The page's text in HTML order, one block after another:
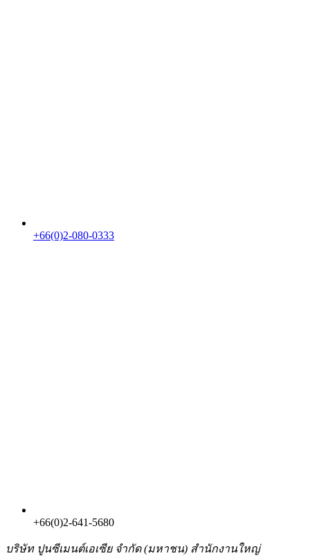
+66(0)2-080-0333
+66(0)2-641-5680
บริษัท ปูนซีเมนต์เอเซีย จำกัด (มหาชน) สำนักงานใหญ่